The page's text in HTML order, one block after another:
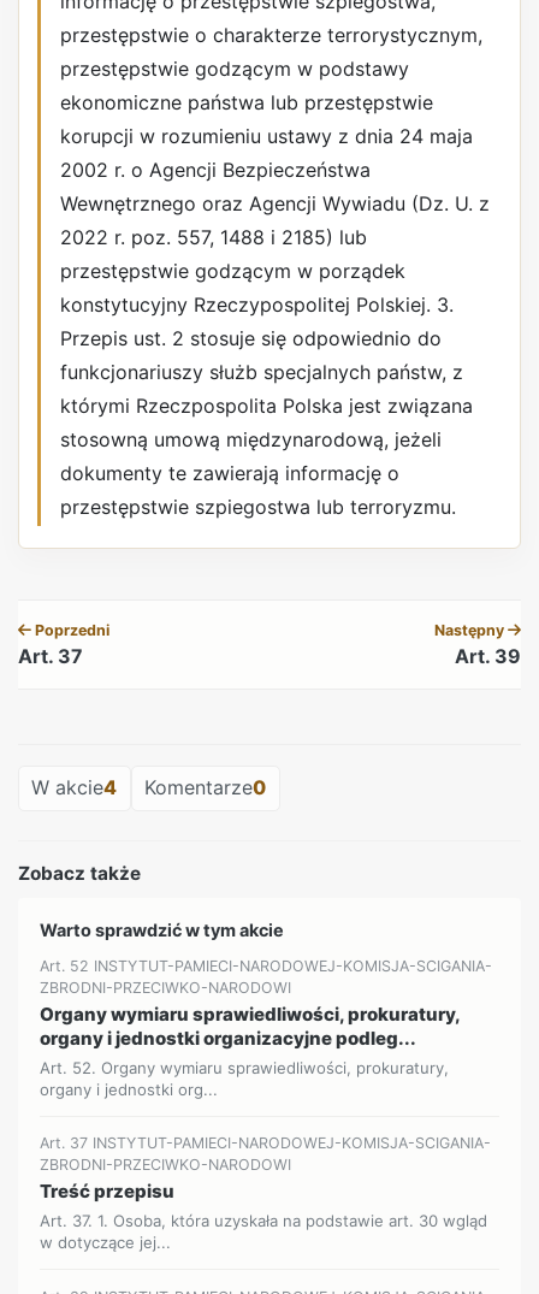
przestępstwie o charakterze terrorystycznym,
przestępstwie godzącym w podstawy
ekonomiczne państwa lub przestępstwie
korupcji w rozumieniu ustawy z dnia 24 maja
2002 r. o Agencji Bezpieczeństwa
Wewnętrznego oraz Agencji Wywiadu (Dz. U. z
2022 r. poz. 557, 1488 i 2185) lub
przestępstwie godzącym w porządek
konstytucyjny Rzeczypospolitej Polskiej. 3.
Przepis ust. 2 stosuje się odpowiednio do
funkcjonariuszy służb specjalnych państw, z
którymi Rzeczpospolita Polska jest związana
stosowną umową międzynarodową, jeżeli
dokumenty te zawierają informację o
przestępstwie szpiegostwa lub terroryzmu.
Poprzedni
Art. 37
Następny
Art. 39
W akcie4 Komentarze0
Zobacz także
Warto sprawdzić w tym akcie
Art. 52 INSTYTUT-PAMIECI-NARODOWEJ-KOMISJA-SCIGANIA-
ZBRODNI-PRZECIWKO-NARODOWI
Organy wymiaru sprawiedliwości, prokuratury,
organy i jednostki organizacyjne podleg...
Art. 52. Organy wymiaru sprawiedliwości, prokuratury,
organy i jednostki org...
Art. 37 INSTYTUT-PAMIECI-NARODOWEJ-KOMISJA-SCIGANIA-
ZBRODNI-PRZECIWKO-NARODOWI
Treść przepisu
Art. 37. 1. Osoba, która uzyskała na podstawie art. 30 wgląd
w dotyczące jej...